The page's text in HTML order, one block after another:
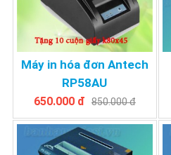
Máy in hóa đơn Antech
RP58AU
650.000 đ 850.000 đ